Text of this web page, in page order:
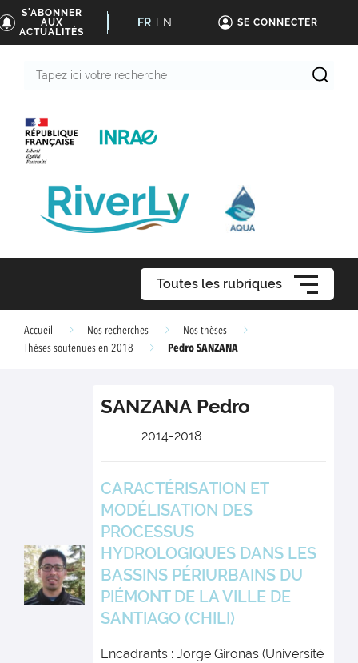
S'ABONNER
AUX
ACTUALITÉS
FR EN SE CONNECTER
Toutes les rubriques
Accueil Nos recherches
Nos thèses
Thèses soutenues en 2018
Pedro SANZANA
SANZANA Pedro
2014-2018
CARACTÉRISATION ET
MODÉLISATION DES
PROCESSUS
HYDROLOGIQUES DANS LES
BASSINS PÉRIURBAINS DU
PIÉMONT DE LA VILLE DE
SANTIAGO (CHILI)
Encadrants : Jorge Gironas (Université